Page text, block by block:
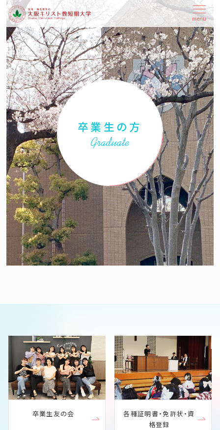
本
文
へ
ス
キ
ッ
プ
メ
ニ
ュ
ー
を
開
閉
menu
卒業生の方
卒業生友の会
各種証明書・免許状・資
格登録